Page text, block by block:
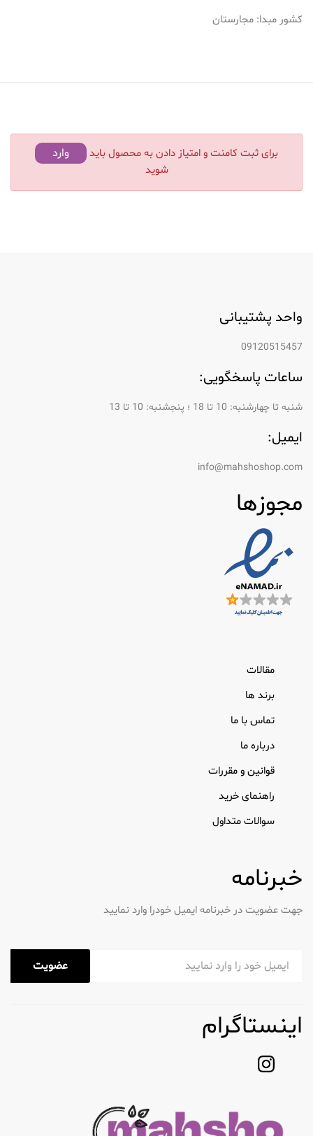
کشور مبدا: مجارستان
برای ثبت کامنت و امتیاز دادن به محصول باید وارد
شوید
واحد پشتیبانی
09120515457
ساعات پاسخگویی:
شنبه تا چهارشنبه: 10 تا 18 ؛ پنجشنبه: 10 تا 13
ایمیل:
info@mahshoshop.com
مجوزها
مقالات
برند ها
تماس با ما
درباره ما
قوانین و مقررات
راهنمای خرید
سوالات متداول
خبرنامه
جهت عضویت در خبرنامه ایمیل خودرا وارد نمایید
عضویت
اینستاگرام